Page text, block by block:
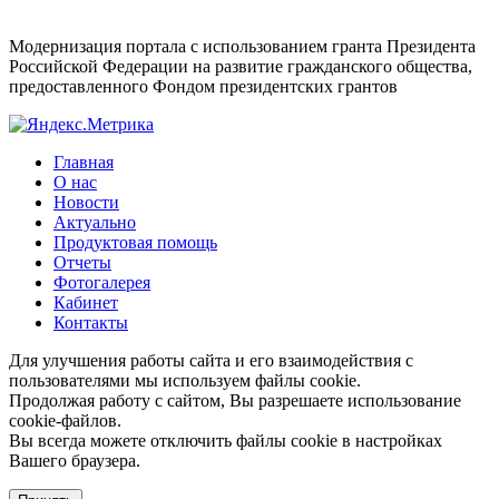
Модернизация портала с использованием гранта Президента
Российской Федерации на развитие гражданского общества,
предоставленного Фондом президентских грантов
Главная
О нас
Новости
Актуально
Продуктовая помощь
Отчеты
Фотогалерея
Кабинет
Контакты
Для улучшения работы сайта и его взаимодействия с
пользователями мы используем файлы cookie.
Продолжая работу с сайтом, Вы разрешаете использование
cookie-файлов.
Вы всегда можете отключить файлы cookie в настройках
Вашего браузера.